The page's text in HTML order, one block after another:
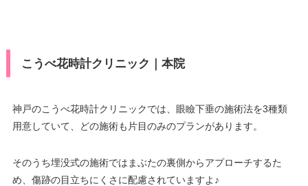
こうべ花時計クリニック｜本院
神戸のこうべ花時計クリニックでは、眼瞼下垂の施術法を3種類
用意していて、どの施術も片目のみのプランがあります。
そのうち埋没式の施術ではまぶたの裏側からアプローチするた
め、傷跡の目立ちにくさに配慮されていますよ♪